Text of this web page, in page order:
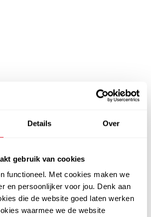
Details Over
gebruik van cookies
functioneel. Met cookies maken we
en persoonlijker voor jou. Denk aan
die de website goed laten werken
waarmee we de website